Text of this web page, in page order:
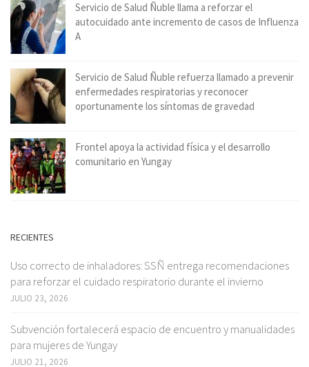
Servicio de Salud Ñuble llama a reforzar el
autocuidado ante incremento de casos de Influenza
A
Servicio de Salud Ñuble refuerza llamado a prevenir
enfermedades respiratorias y reconocer
oportunamente los síntomas de gravedad
Frontel apoya la actividad física y el desarrollo
comunitario en Yungay
RECIENTES
Uso correcto de inhaladores: SSÑ entrega recomendaciones
para reforzar el cuidado respiratorio durante el invierno
JULIO 23, 2026
Subvención fortalecerá espacio de encuentro y manualidades
para mujeres de Yungay
JULIO 21, 2026